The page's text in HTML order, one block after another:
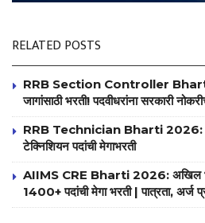
RELATED POSTS
RRB Section Controller Bharti
जागांसाठी भरती! पदवीधरांना सरकारी
RRB Technician Bharti 2026:
टेक्निशियन पदांची मेगाभरती
AIIMS CRE Bharti 2026: अखिल
1400+ पदांची मेगा भरती | पात्रता, अर्ज